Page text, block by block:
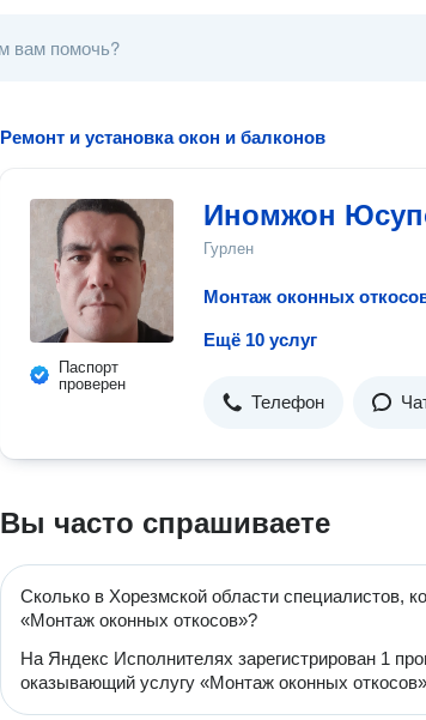
Ремонт и установка окон и балконов
Паспорт
проверен
Иномжон
Гурлен
Монтаж оконных
Ещё 10 услуг
Телефон
Вы часто спрашиваете
Сколько в Хорезмской области специалистов,
«Монтаж оконных откосов»?
На Яндекс Исполнителях зарегистрирован 1
оказывающий услугу «Монтаж оконных